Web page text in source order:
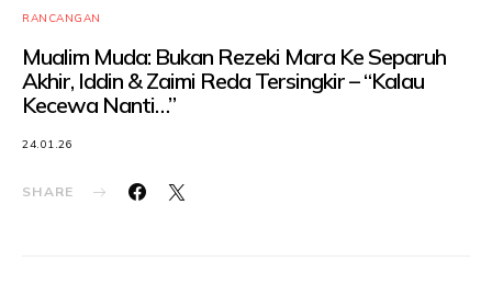
RANCANGAN
Mualim Muda: Bukan Rezeki Mara Ke Separuh
Akhir, Iddin & Zaimi Reda Tersingkir – “Kalau
Kecewa Nanti…”
24.01.26
SHARE